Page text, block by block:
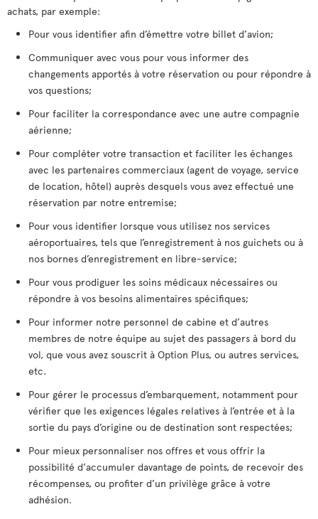
achats, par exemple:
Pour vous identifier afin d’émettre votre billet d’avion;
Communiquer avec vous pour vous informer des
changements apportés à votre réservation ou pour répondre à
vos questions;
Pour faciliter la correspondance avec une autre compagnie
aérienne;
Pour compléter votre transaction et faciliter les échanges
avec les partenaires commerciaux (agent de voyage, service
de location, hôtel) auprès desquels vous avez effectué une
réservation par notre entremise;
Pour vous identifier lorsque vous utilisez nos services
aéroportuaires, tels que l’enregistrement à nos guichets ou à
nos bornes d’enregistrement en libre-service;
Pour vous prodiguer les soins médicaux nécessaires ou
répondre à vos besoins alimentaires spécifiques;
Pour informer notre personnel de cabine et d’autres
membres de notre équipe au sujet des passagers à bord du
vol, que vous avez souscrit à Option Plus, ou autres services,
etc.
Pour gérer le processus d’embarquement, notamment pour
vérifier que les exigences légales relatives à l’entrée et à la
sortie du pays d’origine ou de destination sont respectées;
Pour mieux personnaliser nos offres et vous offrir la
possibilité d’accumuler davantage de points, de recevoir des
récompenses, ou profiter d’un privilège grâce à votre
adhésion.